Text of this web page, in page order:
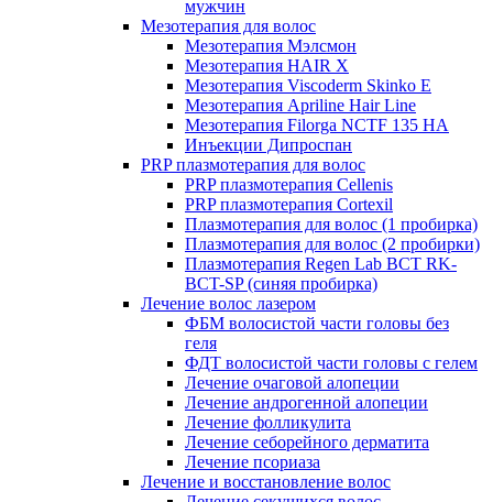
мужчин
Мезотерапия для волос
Мезотерапия Мэлсмон
Мезотерапия HAIR X
Мезотерапия Viscoderm Skinko E
Мезотерапия Apriline Hair Line
Мезотерапия Filorga NCTF 135 HA
Инъекции Дипроспан
PRP плазмотерапия для волос
PRP плазмотерапия Cellenis
PRP плазмотерапия Cortexil
Плазмотерапия для волос (1 пробирка)
Плазмотерапия для волос (2 пробирки)
Плазмотерапия Regen Lab BCT RK-
BCT-SP (синяя пробирка)
Лечение волос лазером
ФБМ волосистой части головы без
геля
ФДТ волосистой части головы с гелем
Лечение очаговой алопеции
Лечение андрогенной алопеции
Лечение фолликулита
Лечение себорейного дерматита
Лечение псориаза
Лечение и восстановление волос